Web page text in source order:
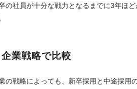
の社員が十分な戦力となるまでに3年ほ
企業戦略で比較
の戦略によっても、新卒採用と中途採用